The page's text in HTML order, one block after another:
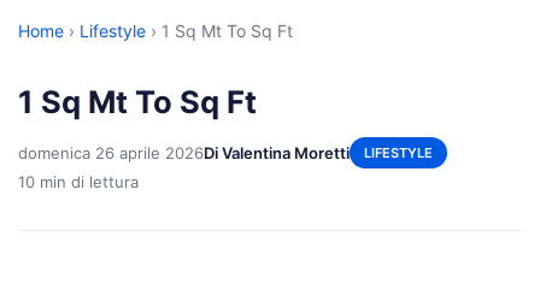
Home › Lifestyle › 1 Sq Mt To Sq Ft
1 Sq Mt To Sq Ft
domenica 26 aprile 2026Di Valentina Moretti LIFESTYLE
10 min di lettura